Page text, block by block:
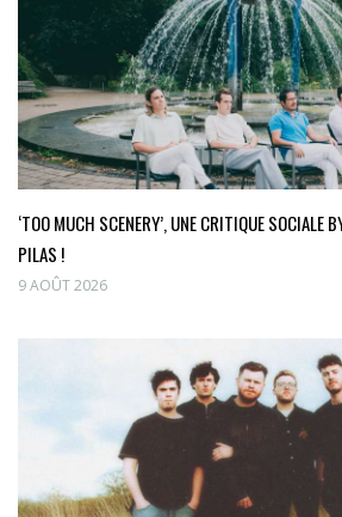
‘TOO MUCH SCENERY’, UNE CRITIQUE SOCIALE
PILAS !
9 AOÛT 2026